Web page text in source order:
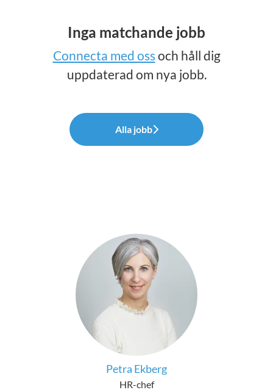
Inga matchande jobb
Connecta med ossoch håll dig
uppdaterad om nya jobb.
Alla jobb
Petra Ekberg
HR-chef